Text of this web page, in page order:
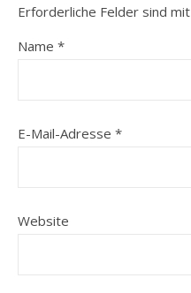
Erforderliche Felder sind mit
Name *
E-Mail-Adresse *
Website